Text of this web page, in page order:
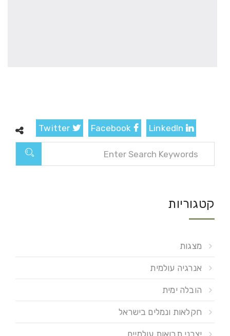
קטגוריות
מצגות
אנרגיה עולמית
הובלה ימית
חקלאות ונמלים בישראל